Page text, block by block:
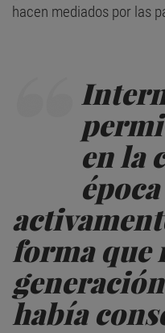
hacen mediados por las
en la
forma que
había